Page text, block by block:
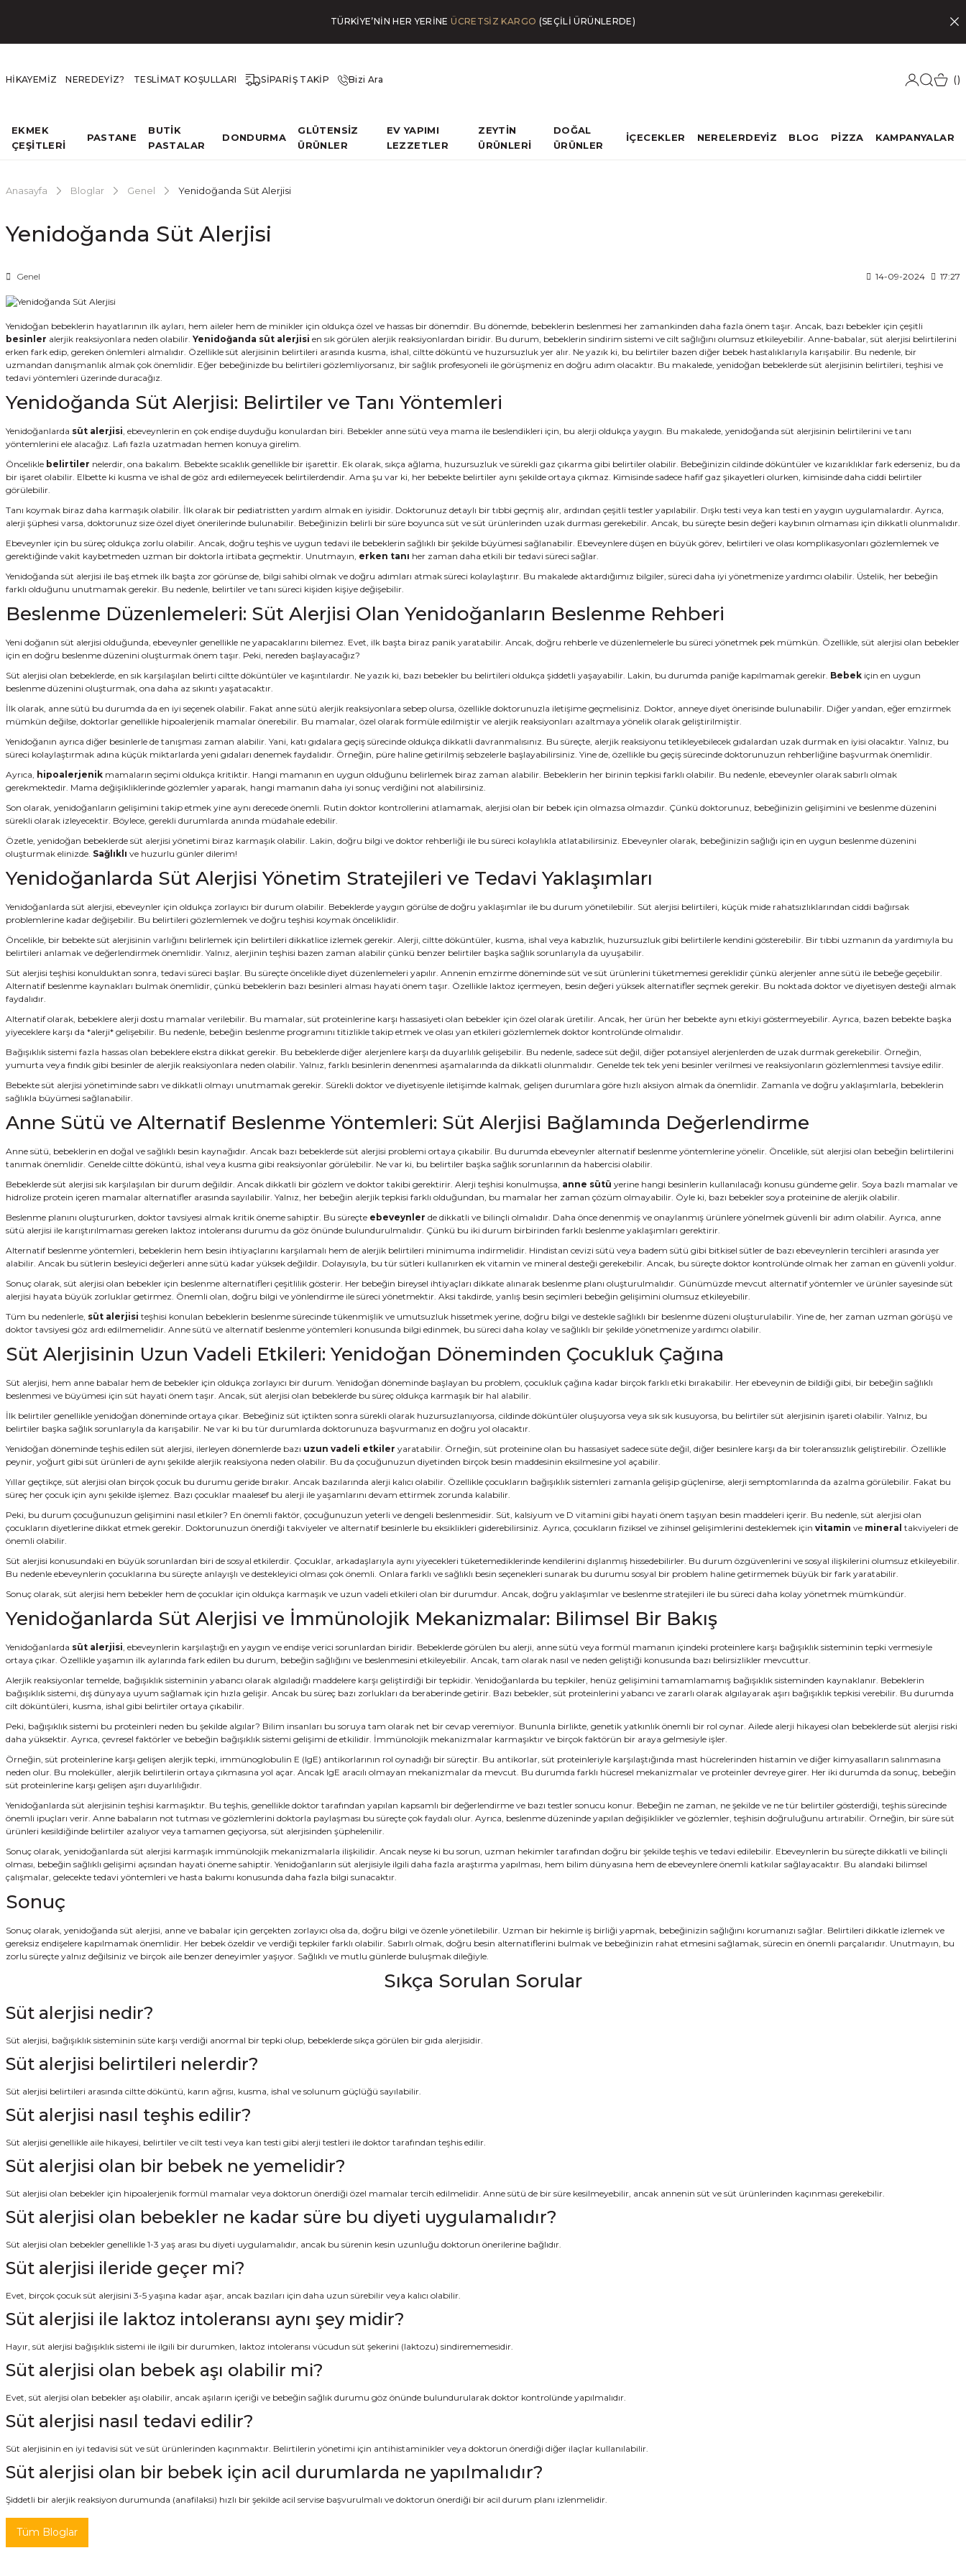
TÜRKİYE’NİN HER YERİNEÜCRETSİZ KARGO (SEÇİLİ ÜRÜNLERDE)
HİKAYEMİZ NEREDEYİZ? TESLİMAT KOŞULLARI SİPARİŞ TAKİP Bizi Ara
EKMEK
ÇEŞİTLERİ
PASTANE
BUTİK
PASTALAR
DONDURMA
GLÜTENSİZ
ÜRÜNLER
EV YAPIMI
LEZZETLER
ZEYTİN
ÜRÜNLERİ
DOĞAL
ÜRÜNLER
İÇECEKLER NERELERDEYİZ BLOG PİZZA KAMPANYALAR
Anasayfa Bloglar Genel Yenidoğanda Süt Alerjisi
Yenidoğanda Süt Alerjisi
Genel 14-09-2024 17:27
Yenidoğan bebeklerin hayatlarının ilk ayları, hem aileler hem de minikler için oldukça özel ve hassas bir dönemdir. Bu dönemde, bebeklerin beslenmesi her zamankinden daha fazla önem taşır. Ancak, bazı bebekler için çeşitli
besinler alerjik reaksiyonlara neden olabilir. Yenidoğanda süt alerjisi en sık görülen alerjik reaksiyonlardan biridir. Bu durum, bebeklerin sindirim sistemi ve cilt sağlığını olumsuz etkileyebilir. Anne-babalar, süt alerjisi belirtilerini
erken fark edip, gereken önlemleri almalıdır. Özellikle süt alerjisinin belirtileri arasında kusma, ishal, ciltte döküntü ve huzursuzluk yer alır. Ne yazık ki, bu belirtiler bazen diğer bebek hastalıklarıyla karışabilir. Bu nedenle, bir
uzmandan danışmanlık almak çok önemlidir. Eğer bebeğinizde bu belirtileri gözlemliyorsanız, bir sağlık profesyoneli ile görüşmeniz en doğru adım olacaktır. Bu makalede, yenidoğan bebeklerde süt alerjisinin belirtileri, teşhisi ve
tedavi yöntemleri üzerinde duracağız.
Yenidoğanda Süt Alerjisi: Belirtiler ve Tanı Yöntemleri
Yenidoğanlarda süt alerjisi , ebeveynlerin en çok endişe duyduğu konulardan biri. Bebekler anne sütü veya mama ile beslendikleri için, bu alerji oldukça yaygın. Bu makalede, yenidoğanda süt alerjisinin belirtilerini ve tanı
yöntemlerini ele alacağız. Lafı fazla uzatmadan hemen konuya girelim.
Öncelikle belirtiler nelerdir, ona bakalım. Bebekte sıcaklık genellikle bir işarettir. Ek olarak, sıkça ağlama, huzursuzluk ve sürekli gaz çıkarma gibi belirtiler olabilir. Bebeğinizin cildinde döküntüler ve kızarıklıklar fark ederseniz, bu da
bir işaret olabilir. Elbette ki kusma ve ishal de göz ardı edilemeyecek belirtilerdendir. Ama şu var ki, her bebekte belirtiler aynı şekilde ortaya çıkmaz. Kimisinde sadece hafif gaz şikayetleri olurken, kimisinde daha ciddi belirtiler
görülebilir.
Tanı koymak biraz daha karmaşık olabilir. İlk olarak bir pediatristten yardım almak en iyisidir. Doktorunuz detaylı bir tıbbi geçmiş alır, ardından çeşitli testler yapılabilir. Dışkı testi veya kan testi en yaygın uygulamalardır. Ayrıca,
alerji şüphesi varsa, doktorunuz size özel diyet önerilerinde bulunabilir. Bebeğinizin belirli bir süre boyunca süt ve süt ürünlerinden uzak durması gerekebilir. Ancak, bu süreçte besin değeri kaybının olmaması için dikkatli olunmalıdır.
Ebeveynler için bu süreç oldukça zorlu olabilir. Ancak, doğru teşhis ve uygun tedavi ile bebeklerin sağlıklı bir şekilde büyümesi sağlanabilir. Ebeveynlere düşen en büyük görev, belirtileri ve olası komplikasyonları gözlemlemek ve
gerektiğinde vakit kaybetmeden uzman bir doktorla irtibata geçmektir. Unutmayın, erken tanı her zaman daha etkili bir tedavi süreci sağlar.
Yenidoğanda süt alerjisi ile baş etmek ilk başta zor görünse de, bilgi sahibi olmak ve doğru adımları atmak süreci kolaylaştırır. Bu makalede aktardığımız bilgiler, süreci daha iyi yönetmenize yardımcı olabilir. Üstelik, her bebeğin
farklı olduğunu unutmamak gerekir. Bu nedenle, belirtiler ve tanı süreci kişiden kişiye değişebilir.
Beslenme Düzenlemeleri: Süt Alerjisi Olan Yenidoğanların Beslenme Rehberi
Yeni doğanın süt alerjisi olduğunda, ebeveynler genellikle ne yapacaklarını bilemez. Evet, ilk başta biraz panik yaratabilir. Ancak, doğru rehberle ve düzenlemelerle bu süreci yönetmek pek mümkün. Özellikle, süt alerjisi olan bebekler
için en doğru beslenme düzenini oluşturmak önem taşır. Peki, nereden başlayacağız?
Süt alerjisi olan bebeklerde, en sık karşılaşılan belirti ciltte döküntüler ve kaşıntılardır. Ne yazık ki, bazı bebekler bu belirtileri oldukça şiddetli yaşayabilir. Lakin, bu durumda paniğe kapılmamak gerekir. Bebek için en uygun
beslenme düzenini oluşturmak, ona daha az sıkıntı yaşatacaktır.
İlk olarak, anne sütü bu durumda da en iyi seçenek olabilir. Fakat anne sütü alerjik reaksiyonlara sebep olursa, özellikle doktorunuzla iletişime geçmelisiniz. Doktor, anneye diyet önerisinde bulunabilir. Diğer yandan, eğer emzirmek
mümkün değilse, doktorlar genellikle hipoalerjenik mamalar önerebilir. Bu mamalar, özel olarak formüle edilmiştir ve alerjik reaksiyonları azaltmaya yönelik olarak geliştirilmiştir.
Yenidoğanın ayrıca diğer besinlerle de tanışması zaman alabilir. Yani, katı gıdalara geçiş sürecinde oldukça dikkatli davranmalısınız. Bu süreçte, alerjik reaksiyonu tetikleyebilecek gıdalardan uzak durmak en iyisi olacaktır. Yalnız, bu
süreci kolaylaştırmak adına küçük miktarlarda yeni gıdaları denemek faydalıdır. Örneğin, püre haline getirilmiş sebzelerle başlayabilirsiniz. Yine de, özellikle bu geçiş sürecinde doktorunuzun rehberliğine başvurmak önemlidir.
Ayrıca,
hipoalerjenik mamaların seçimi oldukça kritiktir. Hangi mamanın en uygun olduğunu belirlemek biraz zaman alabilir. Bebeklerin her birinin tepkisi farklı olabilir. Bu nedenle, ebeveynler olarak sabırlı olmak
gerekmektedir. Mama değişikliklerinde gözlemler yaparak, hangi mamanın daha iyi sonuç verdiğini not alabilirsiniz.
Son olarak, yenidoğanların gelişimini takip etmek yine aynı derecede önemli. Rutin doktor kontrollerini atlamamak, alerjisi olan bir bebek için olmazsa olmazdır. Çünkü doktorunuz, bebeğinizin gelişimini ve beslenme düzenini
sürekli olarak izleyecektir. Böylece, gerekli durumlarda anında müdahale edebilir.
Özetle, yenidoğan bebeklerde süt alerjisi yönetimi biraz karmaşık olabilir. Lakin, doğru bilgi ve doktor rehberliği ile bu süreci kolaylıkla atlatabilirsiniz. Ebeveynler olarak, bebeğinizin sağlığı için en uygun beslenme düzenini
oluşturmak elinizde. Sağlıklı ve huzurlu günler dilerim!
Yenidoğanlarda Süt Alerjisi Yönetim Stratejileri ve Tedavi Yaklaşımları
Yenidoğanlarda süt alerjisi, ebeveynler için oldukça zorlayıcı bir durum olabilir. Bebeklerde yaygın görülse de doğru yaklaşımlar ile bu durum yönetilebilir. Süt alerjisi belirtileri, küçük mide rahatsızlıklarından ciddi bağırsak
problemlerine kadar değişebilir. Bu belirtileri gözlemlemek ve doğru teşhisi koymak önceliklidir.
Öncelikle, bir bebekte süt alerjisinin varlığını belirlemek için belirtileri dikkatlice izlemek gerekir. Alerji, ciltte döküntüler, kusma, ishal veya kabızlık, huzursuzluk gibi belirtilerle kendini gösterebilir. Bir tıbbi uzmanın da yardımıyla bu
belirtileri anlamak ve değerlendirmek önemlidir. Yalnız, alerjinin teşhisi bazen zaman alabilir çünkü benzer belirtiler başka sağlık sorunlarıyla da uyuşabilir.
Süt alerjisi teşhisi konulduktan sonra, tedavi süreci başlar. Bu süreçte öncelikle diyet düzenlemeleri yapılır. Annenin emzirme döneminde süt ve süt ürünlerini tüketmemesi gereklidir çünkü alerjenler anne sütü ile bebeğe geçebilir.
Alternatif beslenme kaynakları bulmak önemlidir, çünkü bebeklerin bazı besinleri alması hayati önem taşır. Özellikle laktoz içermeyen, besin değeri yüksek alternatifler seçmek gerekir. Bu noktada doktor ve diyetisyen desteği almak
faydalıdır.
Alternatif olarak, bebeklere alerji dostu mamalar verilebilir. Bu mamalar, süt proteinlerine karşı hassasiyeti olan bebekler için özel olarak üretilir. Ancak, her ürün her bebekte aynı etkiyi göstermeyebilir. Ayrıca, bazen bebekte başka
yiyeceklere karşı da *alerji* gelişebilir. Bu nedenle, bebeğin beslenme programını titizlikle takip etmek ve olası yan etkileri gözlemlemek doktor kontrolünde olmalıdır.
Bağışıklık sistemi fazla hassas olan bebeklere ekstra dikkat gerekir. Bu bebeklerde diğer alerjenlere karşı da duyarlılık gelişebilir. Bu nedenle, sadece süt değil, diğer potansiyel alerjenlerden de uzak durmak gerekebilir. Örneğin,
yumurta veya fındık gibi besinler de alerjik reaksiyonlara neden olabilir. Yalnız, farklı besinlerin denenmesi aşamalarında da dikkatli olunmalıdır. Genelde tek tek yeni besinler verilmesi ve reaksiyonların gözlemlenmesi tavsiye edilir.
Bebekte süt alerjisi yönetiminde sabrı ve dikkatli olmayı unutmamak gerekir. Sürekli doktor ve diyetisyenle iletişimde kalmak, gelişen durumlara göre hızlı aksiyon almak da önemlidir. Zamanla ve doğru yaklaşımlarla, bebeklerin
sağlıkla büyümesi sağlanabilir.
Anne Sütü ve Alternatif Beslenme Yöntemleri: Süt Alerjisi Bağlamında Değerlendirme
Anne sütü, bebeklerin en doğal ve sağlıklı besin kaynağıdır. Ancak bazı bebeklerde süt alerjisi problemi ortaya çıkabilir. Bu durumda ebeveynler alternatif beslenme yöntemlerine yönelir. Öncelikle, süt alerjisi olan bebeğin belirtilerini
tanımak önemlidir. Genelde ciltte döküntü, ishal veya kusma gibi reaksiyonlar görülebilir. Ne var ki, bu belirtiler başka sağlık sorunlarının da habercisi olabilir.
Bebeklerde süt alerjisi sık karşılaşılan bir durum değildir. Ancak dikkatli bir gözlem ve doktor takibi gerektirir. Alerji teşhisi konulmuşsa, anne sütü yerine hangi besinlerin kullanılacağı konusu gündeme gelir. Soya bazlı mamalar ve
hidrolize protein içeren mamalar alternatifler arasında sayılabilir. Yalnız, her bebeğin alerjik tepkisi farklı olduğundan, bu mamalar her zaman çözüm olmayabilir. Öyle ki, bazı bebekler soya proteinine de alerjik olabilir.
Beslenme planını oluştururken, doktor tavsiyesi almak kritik öneme sahiptir. Bu süreçte ebeveynler de dikkatli ve bilinçli olmalıdır. Daha önce denenmiş ve onaylanmış ürünlere yönelmek güvenli bir adım olabilir. Ayrıca, anne
sütü alerjisi ile karıştırılmaması gereken laktoz intoleransı durumu da göz önünde bulundurulmalıdır. Çünkü bu iki durum birbirinden farklı beslenme yaklaşımları gerektirir.
Alternatif beslenme yöntemleri, bebeklerin hem besin ihtiyaçlarını karşılamalı hem de alerjik belirtileri minimuma indirmelidir. Hindistan cevizi sütü veya badem sütü gibi bitkisel sütler de bazı ebeveynlerin tercihleri arasında yer
alabilir. Ancak bu sütlerin besleyici değerleri anne sütü kadar yüksek değildir. Dolayısıyla, bu tür sütleri kullanırken ek vitamin ve mineral desteği gerekebilir. Ancak, bu süreçte doktor kontrolünde olmak her zaman en güvenli yoldur.
Sonuç olarak, süt alerjisi olan bebekler için beslenme alternatifleri çeşitlilik gösterir. Her bebeğin bireysel ihtiyaçları dikkate alınarak beslenme planı oluşturulmalıdır. Günümüzde mevcut alternatif yöntemler ve ürünler sayesinde süt
alerjisi hayata büyük zorluklar getirmez. Önemli olan, doğru bilgi ve yönlendirme ile süreci yönetmektir. Aksi takdirde, yanlış besin seçimleri bebeğin gelişimini olumsuz etkileyebilir.
Tüm bu nedenlerle, süt alerjisi teşhisi konulan bebeklerin beslenme sürecinde tükenmişlik ve umutsuzluk hissetmek yerine, doğru bilgi ve destekle sağlıklı bir beslenme düzeni oluşturulabilir. Yine de, her zaman uzman görüşü ve
doktor tavsiyesi göz ardı edilmemelidir. Anne sütü ve alternatif beslenme yöntemleri konusunda bilgi edinmek, bu süreci daha kolay ve sağlıklı bir şekilde yönetmenize yardımcı olabilir.
Süt Alerjisinin Uzun Vadeli Etkileri: Yenidoğan Döneminden Çocukluk Çağına
Süt alerjisi, hem anne babalar hem de bebekler için oldukça zorlayıcı bir durum. Yenidoğan döneminde başlayan bu problem, çocukluk çağına kadar birçok farklı etki bırakabilir. Her ebeveynin de bildiği gibi, bir bebeğin sağlıklı
beslenmesi ve büyümesi için süt hayati önem taşır. Ancak, süt alerjisi olan bebeklerde bu süreç oldukça karmaşık bir hal alabilir.
İlk belirtiler genellikle yenidoğan döneminde ortaya çıkar. Bebeğiniz süt içtikten sonra sürekli olarak huzursuzlanıyorsa, cildinde döküntüler oluşuyorsa veya sık sık kusuyorsa, bu belirtiler süt alerjisinin işareti olabilir. Yalnız, bu
belirtiler başka sağlık sorunlarıyla da karışabilir. Ne var ki bu tür durumlarda doktorunuza başvurmanız en doğru yol olacaktır.
Yenidoğan döneminde teşhis edilen süt alerjisi, ilerleyen dönemlerde bazı uzun vadeli etkiler yaratabilir. Örneğin, süt proteinine olan bu hassasiyet sadece süte değil, diğer besinlere karşı da bir toleranssızlık geliştirebilir. Özellikle
peynir, yoğurt gibi süt ürünleri de aynı şekilde alerjik reaksiyona neden olabilir. Bu da çocuğunuzun diyetinden birçok besin maddesinin eksilmesine yol açabilir.
Yıllar geçtikçe, süt alerjisi olan birçok çocuk bu durumu geride bırakır. Ancak bazılarında alerji kalıcı olabilir. Özellikle çocukların bağışıklık sistemleri zamanla gelişip güçlenirse, alerji semptomlarında da azalma görülebilir. Fakat bu
süreç her çocuk için aynı şekilde işlemez. Bazı çocuklar maalesef bu alerji ile yaşamlarını devam ettirmek zorunda kalabilir.
Peki, bu durum çocuğunuzun gelişimini nasıl etkiler? En önemli faktör, çocuğunuzun yeterli ve dengeli beslenmesidir. Süt, kalsiyum ve D vitamini gibi hayati önem taşıyan besin maddeleri içerir. Bu nedenle, süt alerjisi olan
çocukların diyetlerine dikkat etmek gerekir. Doktorunuzun önerdiği takviyeler ve alternatif besinlerle bu eksiklikleri giderebilirsiniz. Ayrıca, çocukların fiziksel ve zihinsel gelişimlerini desteklemek için vitamin ve mineral takviyeleri de
önemli olabilir.
Süt alerjisi konusundaki en büyük sorunlardan biri de sosyal etkilerdir. Çocuklar, arkadaşlarıyla aynı yiyecekleri tüketemediklerinde kendilerini dışlanmış hissedebilirler. Bu durum özgüvenlerini ve sosyal ilişkilerini olumsuz etkileyebilir.
Bu nedenle ebeveynlerin çocuklarına bu süreçte anlayışlı ve destekleyici olması çok önemli. Onlara farklı ve sağlıklı besin seçenekleri sunarak bu durumu sosyal bir problem haline getirmemek büyük bir fark yaratabilir.
Sonuç olarak, süt alerjisi hem bebekler hem de çocuklar için oldukça karmaşık ve uzun vadeli etkileri olan bir durumdur. Ancak, doğru yaklaşımlar ve beslenme stratejileri ile bu süreci daha kolay yönetmek mümkündür.
Yenidoğanlarda Süt Alerjisi ve İmmünolojik Mekanizmalar: Bilimsel Bir Bakış
Yenidoğanlarda süt alerjisi , ebeveynlerin karşılaştığı en yaygın ve endişe verici sorunlardan biridir. Bebeklerde görülen bu alerji, anne sütü veya formül mamanın içindeki proteinlere karşı bağışıklık sisteminin tepki vermesiyle
ortaya çıkar. Özellikle yaşamın ilk aylarında fark edilen bu durum, bebeğin sağlığını ve beslenmesini etkileyebilir. Ancak, tam olarak nasıl ve neden geliştiği konusunda bazı belirsizlikler mevcuttur.
Alerjik reaksiyonlar temelde, bağışıklık sisteminin yabancı olarak algıladığı maddelere karşı geliştirdiği bir tepkidir. Yenidoğanlarda bu tepkiler, henüz gelişimini tamamlamamış bağışıklık sisteminden kaynaklanır. Bebeklerin
bağışıklık sistemi, dış dünyaya uyum sağlamak için hızla gelişir. Ancak bu süreç bazı zorlukları da beraberinde getirir. Bazı bebekler, süt proteinlerini yabancı ve zararlı olarak algılayarak aşırı bağışıklık tepkisi verebilir. Bu durumda
cilt döküntüleri, kusma, ishal gibi belirtiler ortaya çıkabilir.
Peki, bağışıklık sistemi bu proteinleri neden bu şekilde algılar? Bilim insanları bu soruya tam olarak net bir cevap veremiyor. Bununla birlikte, genetik yatkınlık önemli bir rol oynar. Ailede alerji hikayesi olan bebeklerde süt alerjisi riski
daha yüksektir. Ayrıca, çevresel faktörler ve bebeğin bağışıklık sistemi gelişimi de etkilidir. İmmünolojik mekanizmalar karmaşıktır ve birçok faktörün bir araya gelmesiyle işler.
Örneğin, süt proteinlerine karşı gelişen alerjik tepki, immünoglobulin E (IgE) antikorlarının rol oynadığı bir süreçtir. Bu antikorlar, süt proteinleriyle karşılaştığında mast hücrelerinden histamin ve diğer kimyasalların salınmasına
neden olur. Bu moleküller, alerjik belirtilerin ortaya çıkmasına yol açar. Ancak IgE aracılı olmayan mekanizmalar da mevcut. Bu durumda farklı hücresel mekanizmalar ve proteinler devreye girer. Her iki durumda da sonuç, bebeğin
süt proteinlerine karşı gelişen aşırı duyarlılığıdır.
Yenidoğanlarda süt alerjisinin teşhisi karmaşıktır. Bu teşhis, genellikle doktor tarafından yapılan kapsamlı bir değerlendirme ve bazı testler sonucu konur. Bebeğin ne zaman, ne şekilde ve ne tür belirtiler gösterdiği, teşhis sürecinde
önemli ipuçları verir. Anne babaların not tutması ve gözlemlerini doktorla paylaşması bu süreçte çok faydalı olur. Ayrıca, beslenme düzeninde yapılan değişiklikler ve gözlemler, teşhisin doğruluğunu artırabilir. Örneğin, bir süre süt
ürünleri kesildiğinde belirtiler azalıyor veya tamamen geçiyorsa, süt alerjisinden şüphelenilir.
Sonuç olarak, yenidoğanlarda süt alerjisi karmaşık immünolojik mekanizmalarla ilişkilidir. Ancak neyse ki bu sorun, uzman hekimler tarafından doğru bir şekilde teşhis ve tedavi edilebilir. Ebeveynlerin bu süreçte dikkatli ve bilinçli
olması, bebeğin sağlıklı gelişimi açısından hayati öneme sahiptir. Yenidoğanların süt alerjisiyle ilgili daha fazla araştırma yapılması, hem bilim dünyasına hem de ebeveynlere önemli katkılar sağlayacaktır. Bu alandaki bilimsel
çalışmalar, gelecekte tedavi yöntemleri ve hasta bakımı konusunda daha fazla bilgi sunacaktır.
Sonuç
Sonuç olarak, yenidoğanda süt alerjisi, anne ve babalar için gerçekten zorlayıcı olsa da, doğru bilgi ve özenle yönetilebilir. Uzman bir hekimle iş birliği yapmak, bebeğinizin sağlığını korumanızı sağlar. Belirtileri dikkatle izlemek ve
gereksiz endişelere kapılmamak önemlidir. Her bebek özeldir ve verdiği tepkiler farklı olabilir. Sabırlı olmak, doğru besin alternatiflerini bulmak ve bebeğinizin rahat etmesini sağlamak, sürecin en önemli parçalarıdır. Unutmayın, bu
zorlu süreçte yalnız değilsiniz ve birçok aile benzer deneyimler yaşıyor. Sağlıklı ve mutlu günlerde buluşmak dileğiyle.
Sıkça Sorulan Sorular
Süt alerjisi nedir?
Süt alerjisi, bağışıklık sisteminin süte karşı verdiği anormal bir tepki olup, bebeklerde sıkça görülen bir gıda alerjisidir.
Süt alerjisi belirtileri nelerdir?
Süt alerjisi belirtileri arasında ciltte döküntü, karın ağrısı, kusma, ishal ve solunum güçlüğü sayılabilir.
Süt alerjisi nasıl teşhis edilir?
Süt alerjisi genellikle aile hikayesi, belirtiler ve cilt testi veya kan testi gibi alerji testleri ile doktor tarafından teşhis edilir.
Süt alerjisi olan bir bebek ne yemelidir?
Süt alerjisi olan bebekler için hipoalerjenik formül mamalar veya doktorun önerdiği özel mamalar tercih edilmelidir. Anne sütü de bir süre kesilmeyebilir, ancak annenin süt ve süt ürünlerinden kaçınması gerekebilir.
Süt alerjisi olan bebekler ne kadar süre bu diyeti uygulamalıdır?
Süt alerjisi olan bebekler genellikle 1-3 yaş arası bu diyeti uygulamalıdır, ancak bu sürenin kesin uzunluğu doktorun önerilerine bağlıdır.
Süt alerjisi ileride geçer mi?
Evet, birçok çocuk süt alerjisini 3-5 yaşına kadar aşar, ancak bazıları için daha uzun sürebilir veya kalıcı olabilir.
Süt alerjisi ile laktoz intoleransı aynı şey midir?
Hayır, süt alerjisi bağışıklık sistemi ile ilgili bir durumken, laktoz intoleransı vücudun süt şekerini (laktozu) sindirememesidir.
Süt alerjisi olan bebek aşı olabilir mi?
Evet, süt alerjisi olan bebekler aşı olabilir, ancak aşıların içeriği ve bebeğin sağlık durumu göz önünde bulundurularak doktor kontrolünde yapılmalıdır.
Süt alerjisi nasıl tedavi edilir?
Süt alerjisinin en iyi tedavisi süt ve süt ürünlerinden kaçınmaktır. Belirtilerin yönetimi için antihistaminikler veya doktorun önerdiği diğer ilaçlar kullanılabilir.
Süt alerjisi olan bir bebek için acil durumlarda ne yapılmalıdır?
Şiddetli bir alerjik reaksiyon durumunda (anafilaksi) hızlı bir şekilde acil servise başvurulmalı ve doktorun önerdiği bir acil durum planı izlenmelidir.
Tüm Bloglar